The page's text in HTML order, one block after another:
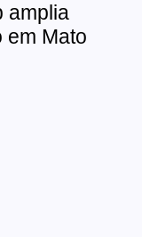
amplia
em Mato